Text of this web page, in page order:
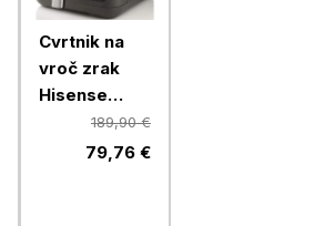
Cvrtnik na
vroč zrak
Hisense
HAF1800D
189,90 €
79,76 €